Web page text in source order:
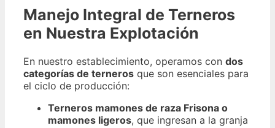
Manejo Integral de Terneros
en Nuestra Explotación
En nuestro establecimiento, operamos con dos
categorías de terneros que son esenciales para
el ciclo de producción:
Terneros mamones de raza Frisona o
mamones ligeros, que ingresan a la granja